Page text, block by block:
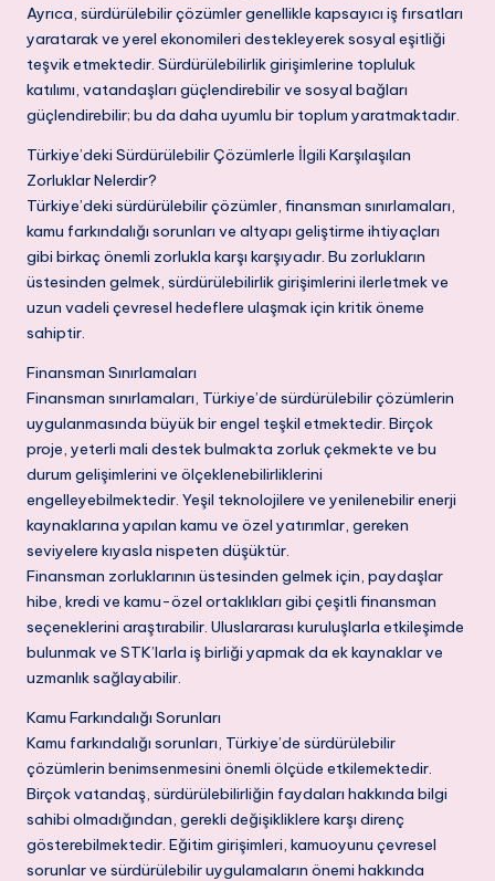
Ayrıca, sürdürülebilir çözümler genellikle kapsayıcı iş fırsatları
yaratarak ve yerel ekonomileri destekleyerek sosyal eşitliği
teşvik etmektedir. Sürdürülebilirlik girişimlerine topluluk
katılımı, vatandaşları güçlendirebilir ve sosyal bağları
güçlendirebilir; bu da daha uyumlu bir toplum yaratmaktadır.
Türkiye’deki Sürdürülebilir Çözümlerle İlgili Karşılaşılan
Zorluklar Nelerdir?
Türkiye’deki sürdürülebilir çözümler, finansman sınırlamaları,
kamu farkındalığı sorunları ve altyapı geliştirme ihtiyaçları
gibi birkaç önemli zorlukla karşı karşıyadır. Bu zorlukların
üstesinden gelmek, sürdürülebilirlik girişimlerini ilerletmek ve
uzun vadeli çevresel hedeflere ulaşmak için kritik öneme
sahiptir.
Finansman Sınırlamaları
Finansman sınırlamaları, Türkiye’de sürdürülebilir çözümlerin
uygulanmasında büyük bir engel teşkil etmektedir. Birçok
proje, yeterli mali destek bulmakta zorluk çekmekte ve bu
durum gelişimlerini ve ölçeklenebilirliklerini
engelleyebilmektedir. Yeşil teknolojilere ve yenilenebilir enerji
kaynaklarına yapılan kamu ve özel yatırımlar, gereken
seviyelere kıyasla nispeten düşüktür.
Finansman zorluklarının üstesinden gelmek için, paydaşlar
hibe, kredi ve kamu-özel ortaklıkları gibi çeşitli finansman
seçeneklerini araştırabilir. Uluslararası kuruluşlarla etkileşimde
bulunmak ve STK’larla iş birliği yapmak da ek kaynaklar ve
uzmanlık sağlayabilir.
Kamu Farkındalığı Sorunları
Kamu farkındalığı sorunları, Türkiye’de sürdürülebilir
çözümlerin benimsenmesini önemli ölçüde etkilemektedir.
Birçok vatandaş, sürdürülebilirliğin faydaları hakkında bilgi
sahibi olmadığından, gerekli değişikliklere karşı direnç
gösterebilmektedir. Eğitim girişimleri, kamuoyunu çevresel
sorunlar ve sürdürülebilir uygulamaların önemi hakkında